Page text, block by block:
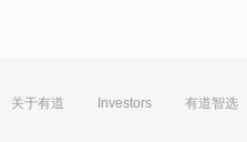
关于有道 Investors 有道智选